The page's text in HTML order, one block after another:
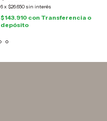
6x $26.650 sin interés
$143.910 con Transferencia o
depósito